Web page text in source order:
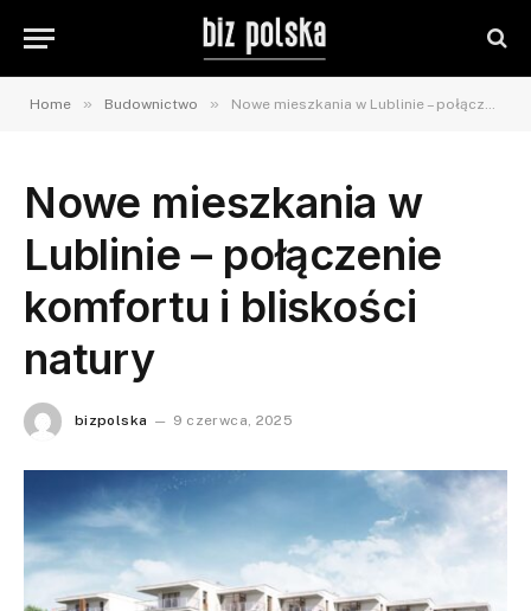
Home » Budownictwo » Nowe mieszkania w Lublinie – połączenie komfortu i bliskości natury
Nowe mieszkania w
Lublinie – połączenie
komfortu i bliskości
natury
bizpolska 9 czerwca, 2025